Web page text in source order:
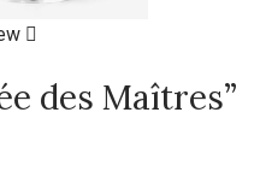
des Maîtres”